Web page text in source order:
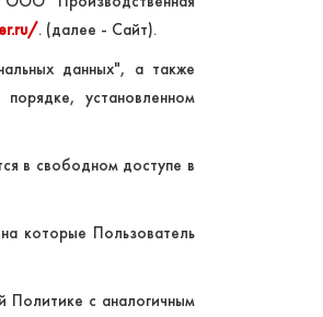
. (далее - Сайт).
данных", а также
установленном
в свободном доступе в
которые Пользователь
с аналогичным